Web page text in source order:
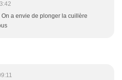
a envie de plonger la cuillère